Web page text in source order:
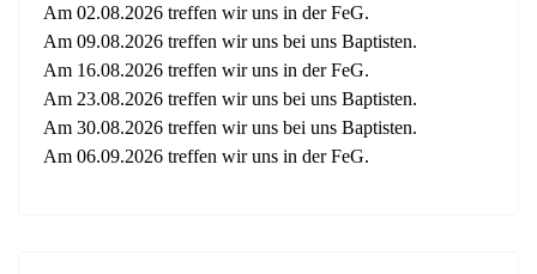
Am 02.08.2026 treffen wir uns in der FeG.
Am 09.08.2026 treffen wir uns bei uns Baptisten.
Am 16.08.2026 treffen wir uns in der FeG.
Am 23.08.2026 treffen wir uns bei uns Baptisten.
Am 30.08.2026 treffen wir uns bei uns Baptisten.
Am 06.09.2026 treffen wir uns in der FeG.